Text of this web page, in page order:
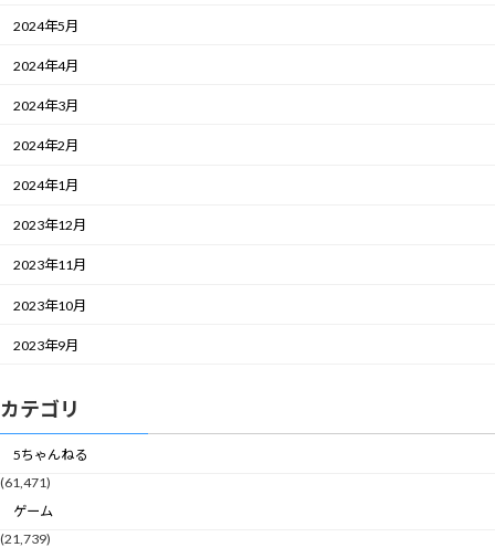
2024年5月
2024年4月
2024年3月
2024年2月
2024年1月
2023年12月
2023年11月
2023年10月
2023年9月
カテゴリ
5ちゃんねる
(61,471)
ゲーム
(21,739)